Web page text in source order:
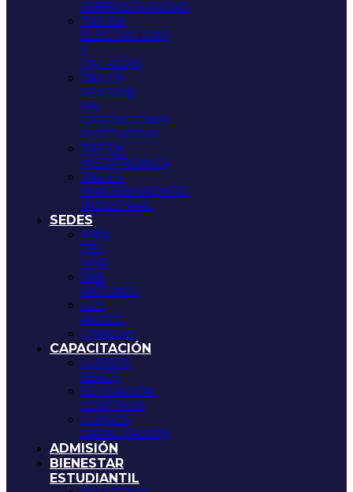
CIBERSEGURIDAD
TNS EN
ELECTRICIDAD
Y
ENERGÍAS
TNS EN
GESTIÓN
EN
OPERACIONES
PORTUARIAS
TNS EN
MECATRÓNICA
TNS EN
MANTENIMIENTO
INDUSTRIAL
SEDES
VIÑA
DEL
MAR
SAN
ANTONIO
LOS
ANDES
LIMACHE
CAPACITACIÓN
CURSOS
SENCE
EDUCACIÓN
CONTINUA
CURSOS
CAPACITACIÓN
ADMISIÓN
BIENESTAR
ESTUDIANTIL